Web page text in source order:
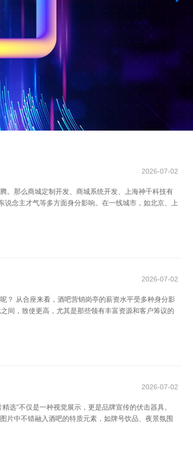
2026-07-02
。那么商城定制开发、商城系统开发、上海神千科技有
念主才气等多方面身分影响。在一线城市，如北京、上
2026-07-02
？ 从合座来看，酒吧营销岗亭的薪资水平受多种身分影
间，致使更高，尤其是那些领有丰富资源和客户筹议的
2026-07-02
选”不仅是一种视觉展示，更是品牌宣传的伏击器具。
片中不错融入酒吧的特质元素，如牌号饮品、夜景氛围